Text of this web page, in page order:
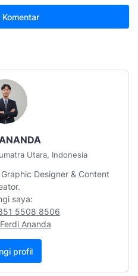
Utara, Indonesia
Graphic Designer & Content
saya:
5508 8506
Ferdi Ananda
profil